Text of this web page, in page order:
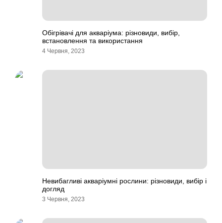
Обігрівачі для акваріума: різновиди, вибір,
встановлення та використання
4 Червня, 2023
Невибагливі акваріумні рослини: різновиди, вибір і
догляд
3 Червня, 2023